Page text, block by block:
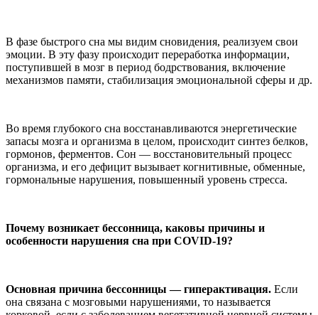
В фазе быстрого сна мы видим сновидения, реализуем свои
эмоции. В эту фазу происходит переработка информации,
поступившей в мозг в период бодрствования, включение
механизмов памяти, стабилизация эмоциональной сферы и др.
Во время глубокого сна восстанавливаются энергетические
запасы мозга и организма в целом, происходит синтез белков,
гормонов, ферментов. Сон — восстановительный процесс
организма, и его дефицит вызывает когнитивные, обменные,
гормональные нарушения, повышенный уровень стресса.
Почему возникает бессонница, каковы причины и
особенности нарушения сна при COVID-19?
Основная причина бессонницы — гиперактивация. Если
она связана с мозговыми нарушениями, то называется